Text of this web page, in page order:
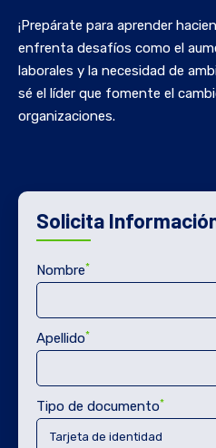
¡Prepárate para aprender
enfrenta desafíos como el
laborales y la necesidad de
sé el líder que fomente el
organizaciones.
Solicita
Nombre*
Apellido*
Tipo de documento*